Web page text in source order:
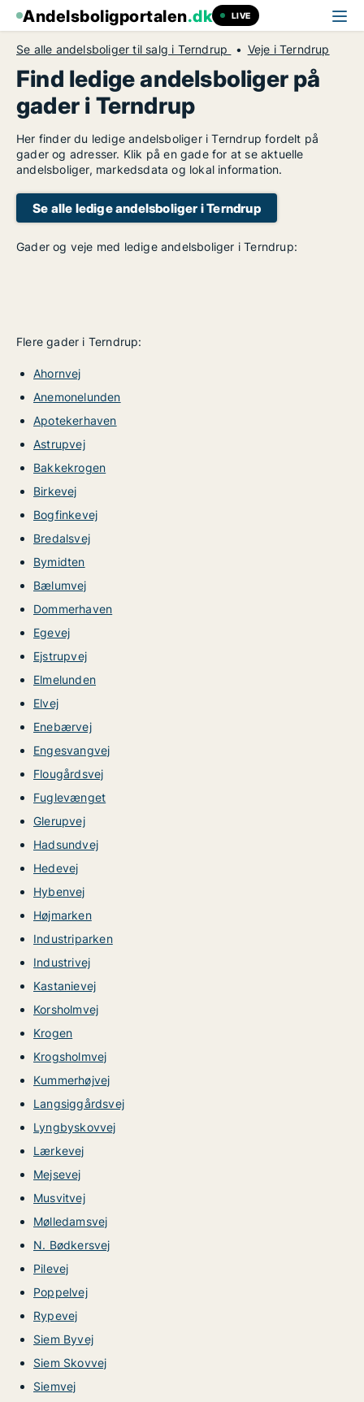
Andelsboligportalen.dk LIVE
Se alle andelsboliger til salg i Terndrup Veje i Terndrup
Find ledige andelsboliger på
gader i Terndrup
Her finder du ledige andelsboliger i Terndrup fordelt på
gader og adresser. Klik på en gade for at se aktuelle
andelsboliger, markedsdata og lokal information.
Se alle ledige andelsboliger i Terndrup
Gader og veje med ledige andelsboliger i Terndrup:
Flere gader i Terndrup:
Ahornvej
Anemonelunden
Apotekerhaven
Astrupvej
Bakkekrogen
Birkevej
Bogfinkevej
Bredalsvej
Bymidten
Bælumvej
Dommerhaven
Egevej
Ejstrupvej
Elmelunden
Elvej
Enebærvej
Engesvangvej
Flougårdsvej
Fuglevænget
Glerupvej
Hadsundvej
Hedevej
Hybenvej
Højmarken
Industriparken
Industrivej
Kastanievej
Korsholmvej
Krogen
Krogsholmvej
Kummerhøjvej
Langsiggårdsvej
Lyngbyskovvej
Lærkevej
Mejsevej
Musvitvej
Mølledamsvej
N. Bødkersvej
Pilevej
Poppelvej
Rypevej
Siem Byvej
Siem Skovvej
Siemvej